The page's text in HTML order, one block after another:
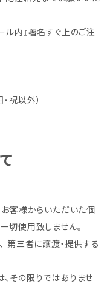
内』署名すぐ上のご注
祝以外）
客様からいただいた個
切使用致しません。
第三者に譲渡・提供する
その限りではありませ